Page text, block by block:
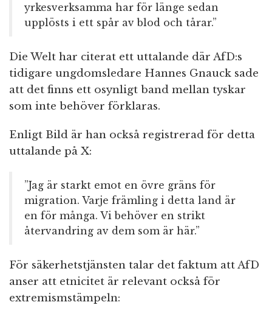
yrkesverksamma har för länge sedan
upplösts i ett spår av blod och tårar.”
Die Welt har citerat ett uttalande där AfD:s
tidigare ungdomsledare Hannes Gnauck sade
att det finns ett osynligt band mellan tyskar
som inte behöver förklaras.
Enligt Bild är han också registrerad för detta
uttalande på X:
”Jag är starkt emot en övre gräns för
migration. Varje främling i detta land är
en för många. Vi behöver en strikt
återvandring av dem som är här.”
För säkerhetstjänsten talar det faktum att AfD
anser att etnicitet är relevant också för
extremismstämpeln: